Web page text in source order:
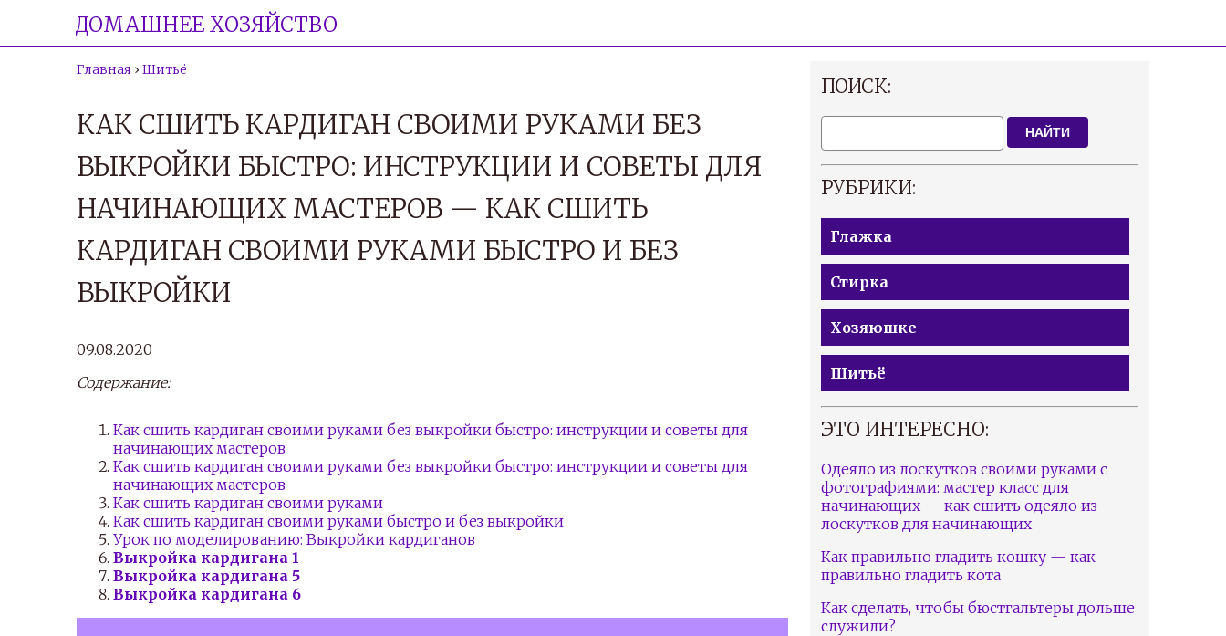
ДОМАШНЕЕ ХОЗЯЙСТВО
Главная › Шитьё
КАК СШИТЬ КАРДИГАН СВОИМИ РУКАМИ БЕЗ
ВЫКРОЙКИ БЫСТРО: ИНСТРУКЦИИ И СОВЕТЫ ДЛЯ
НАЧИНАЮЩИХ МАСТЕРОВ — КАК СШИТЬ
КАРДИГАН СВОИМИ РУКАМИ БЫСТРО И БЕЗ
ВЫКРОЙКИ
09.08.2020
Содержание:
Как сшить кардиган своими руками без выкройки быстро: инструкции и советы для
начинающих мастеров
Как сшить кардиган своими руками без выкройки быстро: инструкции и советы для
начинающих мастеров
Как сшить кардиган своими руками
Как сшить кардиган своими руками быстро и без выкройки
Урок по моделированию: Выкройки кардиганов
Выкройка кардигана 1
Выкройка кардигана 5
Выкройка кардигана 6
ПОИСК:
НАЙТИ
РУБРИКИ:
Глажка
Стирка
Хозяюшке
Шитьё
ЭТО ИНТЕРЕСНО:
Одеяло из лоскутков своими руками с
фотографиями: мастер класс для
начинающих — как сшить одеяло из
лоскутков для начинающих
Как правильно гладить кошку — как
правильно гладить кота
Как сделать, чтобы бюстгальтеры дольше
служили?